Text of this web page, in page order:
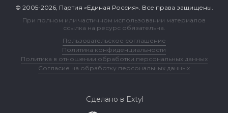
© 2005-2026, Партия «Единая Россия». Все права защищены.
При полном или частичном использовании материалов
ссылка на ресурс обязательна.
Пользовательское соглашение
Политика конфиденциальности
Политика в отношении обработки персональных данных
Согласие на обработку персональных данных
Сделано в Extyl